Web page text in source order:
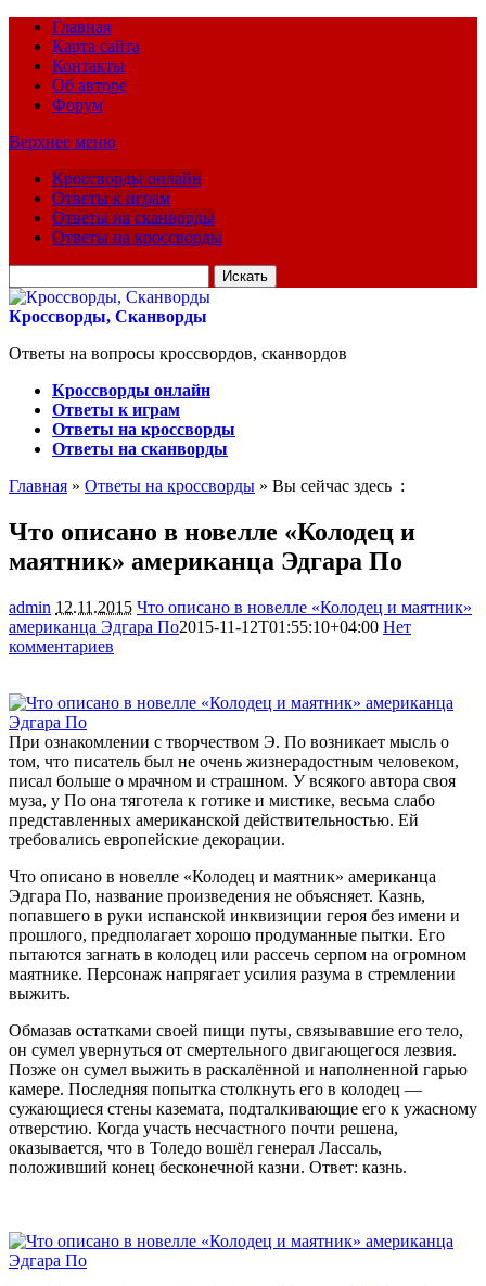
Главная
Карта сайта
Контакты
Об авторе
Форум
Верхнее меню
Кроссворды онлайн
Ответы к играм
Ответы на сканворды
Ответы на кроссворды
для:
Кроссворды, Сканворды
Ответы на вопросы кроссвордов, сканвордов
Кроссворды онлайн
Ответы к играм
Ответы на кроссворды
Ответы на сканворды
Главная » Ответы на кроссворды » Вы сейчас здесь :
Что описано в новелле «Колодец и
маятник» американца Эдгара По
admin 12.11.2015 Что описано в новелле «Колодец и маятник»
американца Эдгара По2015-11-12T01:55:10+04:00 Нет
комментариев
При ознакомлении с творчеством Э. По возникает мысль о
том, что писатель был не очень жизнерадостным человеком,
писал больше о мрачном и страшном. У всякого автора своя
муза, у По она тяготела к готике и мистике, весьма слабо
представленных американской действительностью. Ей
требовались европейские декорации.
Что описано в новелле «Колодец и маятник» американца
Эдгара По, название произведения не объясняет. Казнь,
попавшего в руки испанской инквизиции героя без имени и
прошлого, предполагает хорошо продуманные пытки. Его
пытаются загнать в колодец или рассечь серпом на огромном
маятнике. Персонаж напрягает усилия разума в стремлении
выжить.
Обмазав остатками своей пищи путы, связывавшие его тело,
он сумел увернуться от смертельного двигающегося лезвия.
Позже он сумел выжить в раскалённой и наполненной гарью
камере. Последняя попытка столкнуть его в колодец —
сужающиеся стены каземата, подталкивающие его к ужасному
отверстию. Когда участь несчастного почти решена,
оказывается, что в Толедо вошёл генерал Лассаль,
положивший конец бесконечной казни. Ответ: казнь.